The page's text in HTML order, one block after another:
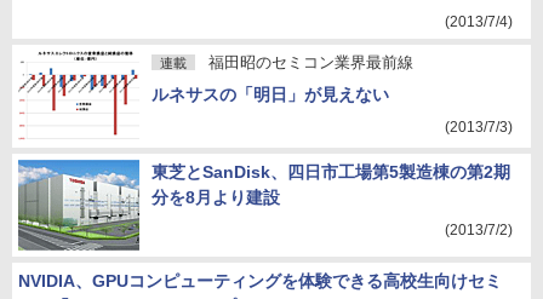
(2013/7/4)
連載 福田昭のセミコン業界最前線
ルネサスの「明日」が見えない
(2013/7/3)
東芝とSanDisk、四日市工場第5製造棟の第2期
分を8月より建設
(2013/7/2)
NVIDIA、GPUコンピューティングを体験できる高校生向けセミ